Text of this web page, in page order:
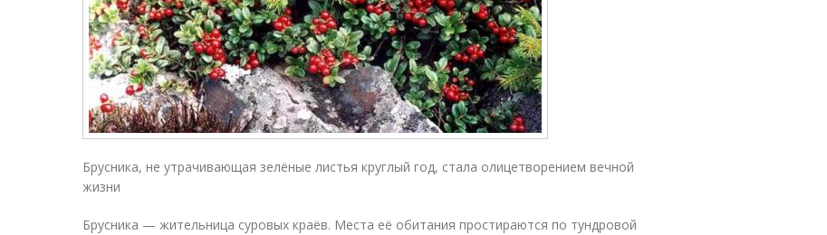
Брусника, не утрачивающая зелёные листья круглый год, стала олицетворением вечной
жизни
Брусника — жительница суровых краёв. Места её обитания простираются по тундровой